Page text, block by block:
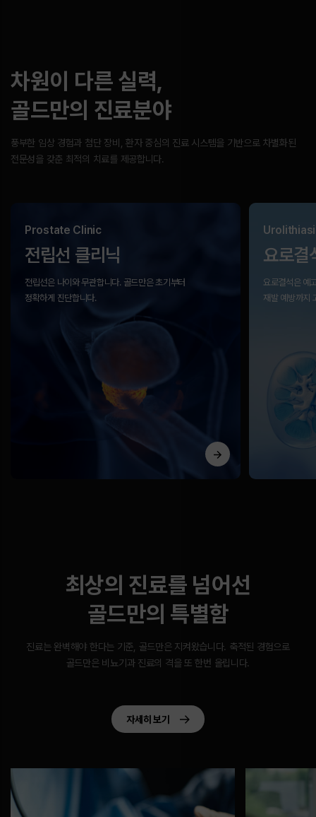
차원이 다른 실력,
골드만의 진료분야
풍부한 임상 경험과 첨단 장비, 환자 중심의 진료 시스템을 기반으로 차별화된
전문성을 갖춘 최적의 치료를 제공합니다.
Prostate Clinic
전립선 클리닉
전립선은 나이와 무관합니다. 골드만은 초기부터
정확하게 진단합니다.
요로결
요로결석은 예
재발 예방까지
최상의 진료를 넘어선
골드만의 특별함
진료는 완벽해야 한다는 기준, 골드만은 지켜왔습니다. 축적된 경험으로
골드만은 비뇨기과 진료의 격을 또 한번 올립니다.
자세히 보기